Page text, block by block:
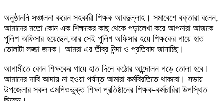
অনুষ্ঠাননি সঞ্চালনা করেন সহকারী শিক্ষক আবদুল্লাহ। সমাবেশে বক্তারা বলেন,
আমাদের মতো কোন এক শিক্ষকের কাছ থেকে পড়ালেখা করে আপনারা আজকে
পুলিশ অফিসার হয়েছেন,আর সেই পুলিশ অফিসার হয়ে শিক্ষকের গায়ে হাত
তোলাটা লজ্জা জনক। আমরা এর তীব্র নিন্দা ও প্রতিবাদ জানাচ্ছি।
আগামীতে কোন শিক্ষকের গায়ে হাত দিলে কঠোর আন্দোলন গড়ে তোলা হবে।
আমাদের দাবি আদায় না হওয়া পর্যন্ত আমারা কর্মবিরতিতে থাকবো। সভায়
উপজেলার সকল এমপিওভুক্ত শিক্ষা প্রতিষ্ঠানের শিক্ষক-কর্মচারিরা উপস্থিত